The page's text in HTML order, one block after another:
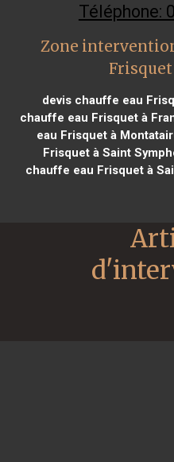
Téléphone:
Zone
devis chauffe eau
chauffe eau Frisquet à
eau Frisquet à
Frisquet à Saint
chauffe eau Frisquet à